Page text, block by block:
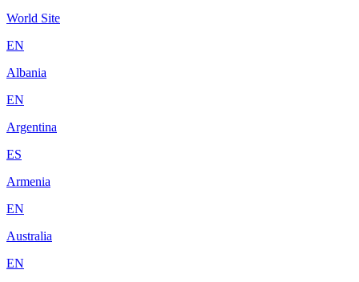
World Site
EN
Albania
EN
Argentina
ES
Armenia
EN
Australia
EN